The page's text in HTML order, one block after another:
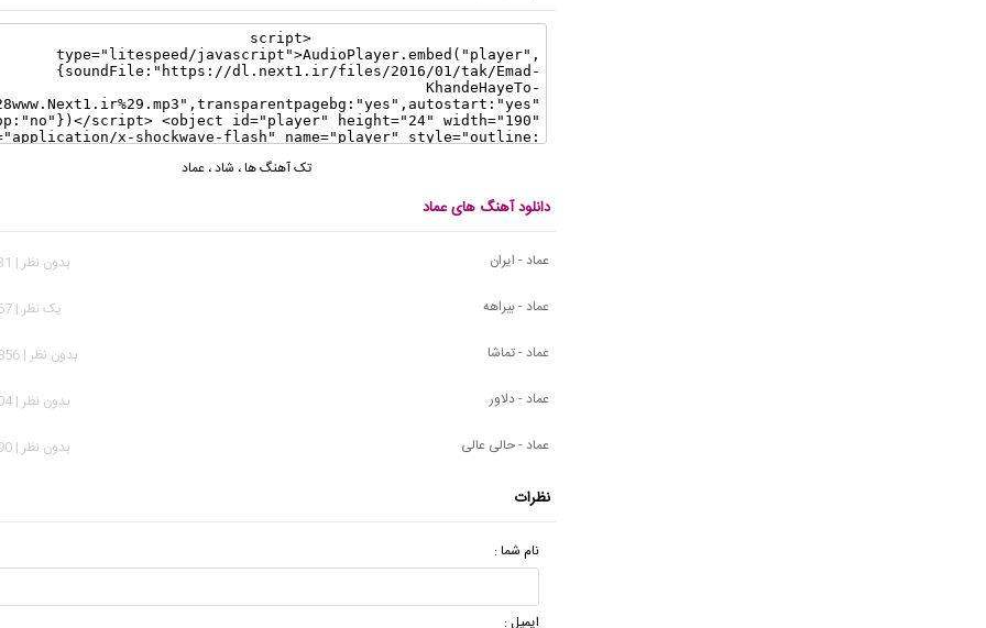
تک آهنگ ها، شاد، عماد
دانلود آهنگ های عماد
عماد - ایران
بدون نظر | 3,131 بازدید
عماد - بیراهه
يک نظر | 6,367 بازدید
عماد - تماشا
بدون نظر | 18,856 بازدید
عماد - دلاور
بدون نظر | 1,204 بازدید
عماد - حالی عالی
بدون نظر | 5,190 بازدید
نظرات
نام شما :
ایمیل :